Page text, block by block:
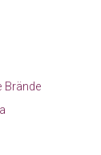
Brände